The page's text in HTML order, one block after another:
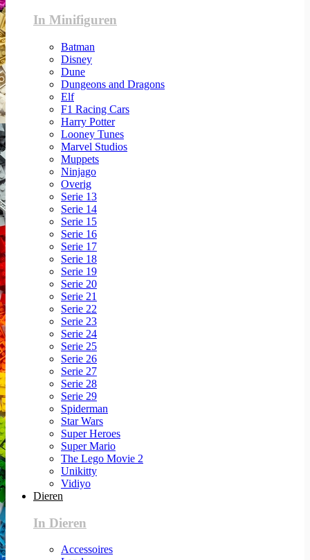
In Minifiguren
Batman
Disney
Dune
Dungeons and Dragons
Elf
F1 Racing Cars
Harry Potter
Looney Tunes
Marvel Studios
Muppets
Ninjago
Overig
Serie 13
Serie 14
Serie 15
Serie 16
Serie 17
Serie 18
Serie 19
Serie 20
Serie 21
Serie 22
Serie 23
Serie 24
Serie 25
Serie 26
Serie 27
Serie 28
Serie 29
Spiderman
Star Wars
Super Heroes
Super Mario
The Lego Movie 2
Unikitty
Vidiyo
Dieren
In Dieren
Accessoires